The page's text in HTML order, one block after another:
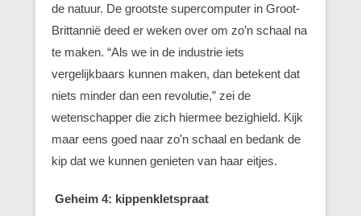
de natuur. De grootste supercomputer in Groot-
Brittannië deed er weken over om zo’n schaal na
te maken. “Als we in de industrie iets
vergelijkbaars kunnen maken, dan betekent dat
niets minder dan een revolutie,” zei de
wetenschapper die zich hiermee bezighield. Kijk
maar eens goed naar zo’n schaal en bedank de
kip dat we kunnen genieten van haar eitjes.
Geheim 4: kippenkletspraat